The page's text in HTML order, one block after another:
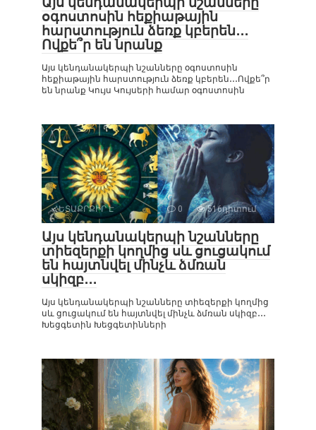
օգոստոսին հեքիաթային
հարստություն ձեռք կբերեն․․․
Ովքե՞ր են նրանք
Այս կենդանակերպի նշանները օգոստոսին
հեքիաթային հարստություն ձեռք կբերեն․․․Ովքե՞ր
են նրանք Կույս Կույսերի համար օգոստոսին
ՀԵՏԱՔՐՔԻՐ Է 0 516դիտում
Այս կենդանակերպի նշանները
տիեզերքի կողմից սև ցուցակում
են հայտնվել մինչև ձմռան
սկիզբ․․․
Այս կենդանակերպի նշանները տիեզերքի կողմից
սև ցուցակում են հայտնվել մինչև ձմռան սկիզբ․․․
Խեցգետին Խեցգետինների